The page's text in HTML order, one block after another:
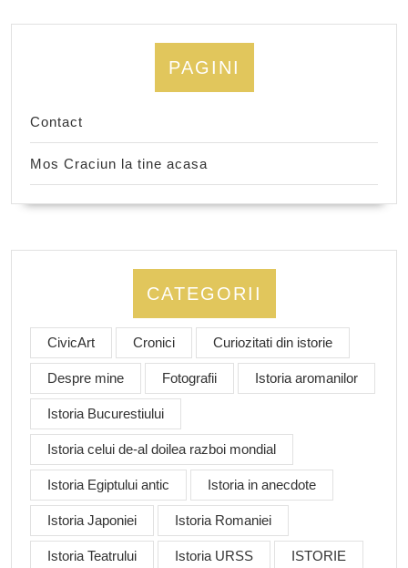
PAGINI
Contact
Mos Craciun la tine acasa
CATEGORII
CivicArt Cronici Curiozitati din istorie
Despre mine Fotografii Istoria aromanilor
Istoria Bucurestiului
Istoria celui de-al doilea razboi mondial
Istoria Egiptului antic Istoria in anecdote
Istoria Japoniei Istoria Romaniei
Istoria Teatrului Istoria URSS ISTORIE